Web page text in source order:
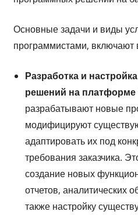
Основные задачи и виды
программистами, включают
Разработка и
решений на платформе
разрабатывают новые
модифицируют
адаптировать их под
требования заказчика.
создание новых
отчетов, аналитических
также настройку